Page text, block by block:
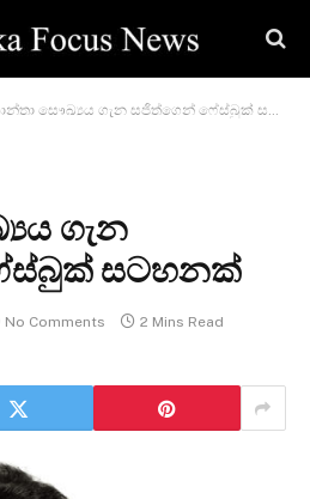
සෞඛ්‍යය ගැන සජිත්ගෙන් ෆේස්බුක් සටහනක්
ගැන
සටහනක්
No Comments
2 Mins Read